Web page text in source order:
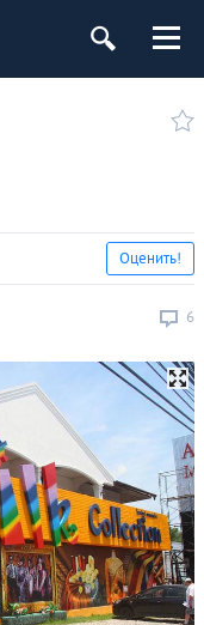
6
Оценить!